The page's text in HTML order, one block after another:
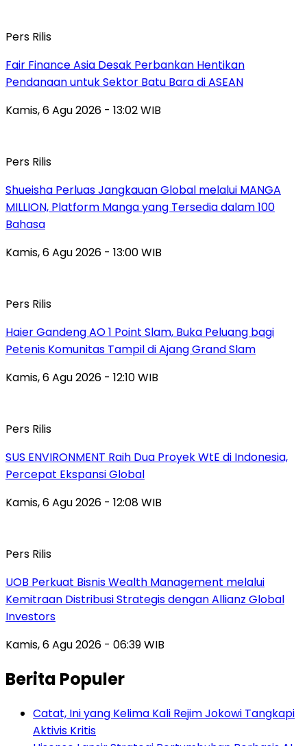
Pers Rilis
Fair Finance Asia Desak Perbankan Hentikan
Pendanaan untuk Sektor Batu Bara di ASEAN
Kamis, 6 Agu 2026 - 13:02 WIB
Pers Rilis
Shueisha Perluas Jangkauan Global melalui MANGA
MILLION, Platform Manga yang Tersedia dalam 100
Bahasa
Kamis, 6 Agu 2026 - 13:00 WIB
Pers Rilis
Haier Gandeng AO 1 Point Slam, Buka Peluang bagi
Petenis Komunitas Tampil di Ajang Grand Slam
Kamis, 6 Agu 2026 - 12:10 WIB
Pers Rilis
SUS ENVIRONMENT Raih Dua Proyek WtE di Indonesia,
Percepat Ekspansi Global
Kamis, 6 Agu 2026 - 12:08 WIB
Pers Rilis
UOB Perkuat Bisnis Wealth Management melalui
Kemitraan Distribusi Strategis dengan Allianz Global
Investors
Kamis, 6 Agu 2026 - 06:39 WIB
Berita Populer
Catat, Ini yang Kelima Kali Rejim Jokowi Tangkapi
Aktivis Kritis